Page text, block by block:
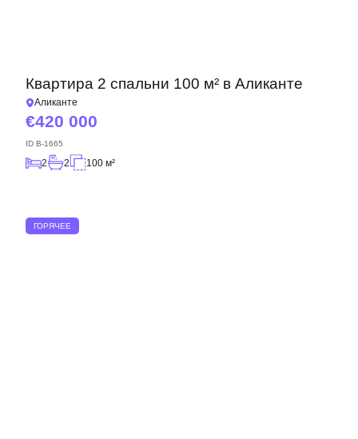
Квартира 2 спальни 100 м² в Аликанте
Аликанте
420 000
ID B-1665
2 2 100 м²
ГОРЯЧЕЕ